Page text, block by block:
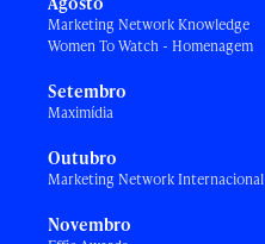
Marketing Network Knowledge
Women To Watch - Homenagem
Setembro
Maximídia
Outubro
Marketing Network Internacional
Novembro